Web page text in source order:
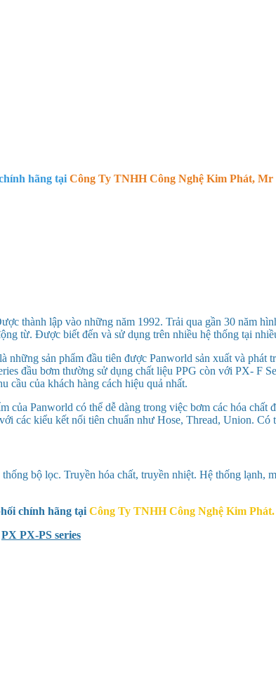
hãng tại Công Ty TNHH Công Nghệ Kim Phát, Mr
thành lập vào những năm 1992. Trải qua gần 30 năm
từ. Được biết đến và sử dụng trên nhiều hệ thống tại
sản phẩm đầu tiên được Panworld sản xuất và phát
đầu bơm thường sử dụng chất liệu PPG còn với PX- F
cầu của khách hàng cách hiệu quả nhất.
của Panworld có thể dễ dàng trong việc bơm các hóa
các kiểu kết nối tiên chuẩn như Hose, Thread, Union. Có
bộ lọc. Truyền hóa chất, truyền nhiệt. Hệ thống lạnh,
chính hãng tạiCông Ty TNHH Công Nghệ Kim Phát.
PX PX-PS series